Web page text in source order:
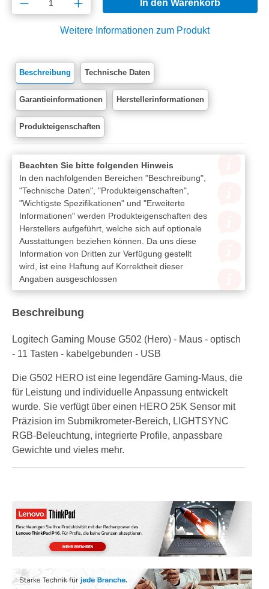
In den Warenkorb
Weitere Informationen zum Produkt
Beschreibung Technische Daten
Garantieinformationen Herstellerinformationen
Produkteigenschaften
Beachten Sie bitte folgenden Hinweis
In den nachfolgenden Bereichen "Beschreibung",
"Technische Daten", "Produkteigenschaften",
"Wichtigste Spezifikationen" und "Erweiterte
Informationen" werden Produkteigenschaften des
Herstellers aufgeführt, welche sich auf optionale
Ausstattungen beziehen können. Da uns diese
Information von Dritten zur Verfügung gestellt
wird, ist eine Haftung auf Korrektheit dieser
Angaben ausgeschlossen
Beschreibung
Logitech Gaming Mouse G502 (Hero) - Maus - optisch
- 11 Tasten - kabelgebunden - USB
Die G502 HERO ist eine legendäre Gaming-Maus, die
für Leistung und individuelle Anpassung entwickelt
wurde. Sie verfügt über einen HERO 25K Sensor mit
Präzision im Submikrometer-Bereich, LIGHTSYNC
RGB-Beleuchtung, integrierte Profile, anpassbare
Gewichte und vieles mehr.